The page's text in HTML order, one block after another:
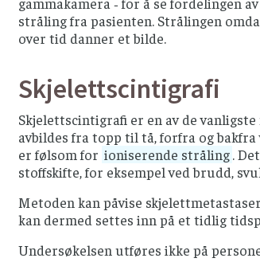
stråling fra pasienten. Strålingen
over tid danner et bilde.
Skjelettscintigrafi
Skjelettscintigrafi er en av de
avbildes fra topp til tå, forfra og bakfra
er følsom for ioniserende stråling.
stoffskifte, for eksempel ved brudd,
Metoden kan påvise
kan dermed settes inn på et tidlig
Undersøkelsen utføres ikke på